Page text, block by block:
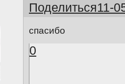
Поделиться11-
спасибо
0